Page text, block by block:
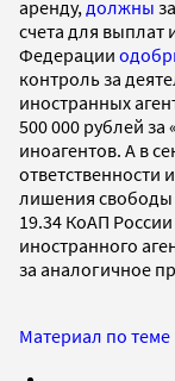
аренду, должны
счета для выплат
Федерации
контроль за
иностранных
500 000 рублей
иноагентов. А в
ответственности
лишения свободы
19.34 КоАП
иностранного
за аналогичное
Материал по теме